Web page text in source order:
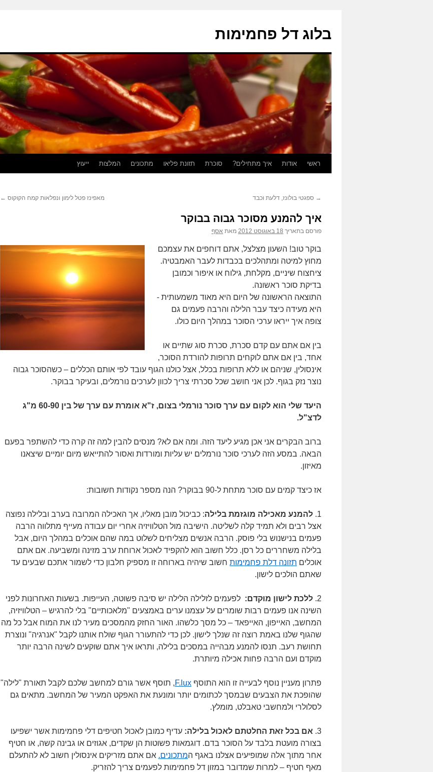
בלוג דל פחמימות
לדלג
ראשי אודות איך מתחילים? סוכרת תזונת פליאו מתכונים המלצות ייעוץ
→ ספגטי בולונז, דלעת וכבד מאפינז פטל לימון ונפלאות קמח הקוקוס ←
איך להמנע מסוכר גבוה בבוקר
פורסם בתאריך 18 באוגוסט 2012 מאת אסף
בוקר טוב! השעון מצלצל, אתם דוחפים את עצמכם
מחוץ למיטה ומתהלכים בכבדות לעבר האמבטיה.
ציחצוח שיניים, מקלחת, גילוח או איפור וכמובן
בדיקת סוכר ראשונה.
התוצאה הראשונה של היום היא מאוד משמעותית -
היא מעידה כיצד עבר הלילה והרבה פעמים גם
צופה איך ייראו ערכי הסוכר במהלך היום כולו.
בין אם אתם עם קדם סכרת, סכרת סוג שתיים או
אחד, בין אם אתם לוקחים תרופות להורדת הסוכר,
אינסולין, שניהם או ללא תרופות בכלל, אצל כולנו הגוף עובד לפי אותם הכללים – כשהסוכר גבוה
נוצר נזק בגוף. לכן אני חושב שכל סכרתי צריך לכוון לערכים נורמלים, ובעיקר בבוקר.
היעד שלי הוא לקום עם ערך סוכר נורמלי בצום, ז"א אומרת עם ערך של בין 60-90 מ"ג
לדצ"ל.
ברוב הבקרים אני אכן מגיע ליעד הזה. ומה אם לא? מנסים להבין למה זה קרה כדי להשתפר בפעם
הבאה. במסע הזה לערכי סוכר נורמלים יש עליות ומורדות ואסור להתייאש מיום יומיים שיצאנו
מאיזון.
אז כיצד קמים עם סוכר מתחת ל-90 בבוקר? הנה מספר נקודות חשובות :
1. להמנע מאכילה מוגזמת בלילה: כביכול מובן מאליו, אך האכילה המרובה בערב ובלילה נפוצה
אצל רבים ולא תמיד קלה לשליטה. הישיבה מול הטלוויזיה אחרי יום עבודה מעייף מתלווה הרבה
פעמים בנישנוש בלי פוסק. הרבה אנשים מצליחים לשלוט במה שהם אוכלים במהלך היום, אבל
בלילה משחררים כל רסן. כלל חשוב הוא להקפיד לאכול ארוחת ערב מזינה ומשביעה. אם אתם
אוכלים תזונה דלת פחמימות חשוב שיהיה בארוחה זו מספיק חלבון כדי לשמור אתכם שבעים עד
שאתם הולכים לישון.
2. ללכת לישון מוקדם: לפעמים לזלילה הלילה יש סיבה פשוטה, העייפות. בשעות האחרונות לפני
השינה אנו פעמים רבות שומרים על עצמנו ערים באמצעים "מלאכותיים" בלי להרגיש – הטלוויזיה,
המחשב, האייפון, האייפאד – כל מסך כלשהו. האור החזק מהמסכים מעיר לנו את המוח אבל כל מה
שהגוף שלנו באמת רוצה זה שנלך לישון. לכן כדי להתעורר הגוף שולח אותנו לקבל "אנרגיה" ונוצרת
תחושת רעב. תנסו להמנע מבהייה במסכים בלילה, ותראו איך אתם שוקעים לשינה הרבה יותר
מוקדם ועם הרבה פחות אכילה מיותרת.
פתרון מעניין נוסף לבעייה זו הוא התוסף F.lux, תוסף אשר גורם למחשב שלכם לקבל תאורת "לילה"
שהופכת את הצבעים שבמסך לכתומים יותר ומונעת את האפקט המעיר של המחשב. מתאים גם
לסלולרי ולמחשבי טאבלט, מומלץ.
3. אם בכל זאת החלטתם לאכול בלילה: עדיף כמובן לאכול חטיפים דלי פחמימות אשר ישפיעו
בצורה מועטת בלבד על הסוכר בדם. דוגמאות פשוטות הן שקדים, אגוזים או גבינה קשה, או חטיף
אחר מתוך אלה שמופיעים אצלנו באגף המתכונים. אם אתם מזריקים אינסולין חשוב לא להתעלם
מאף חטיף – למרות שמדובר במזון דל פחמימות לפעמים צריך להזריק.